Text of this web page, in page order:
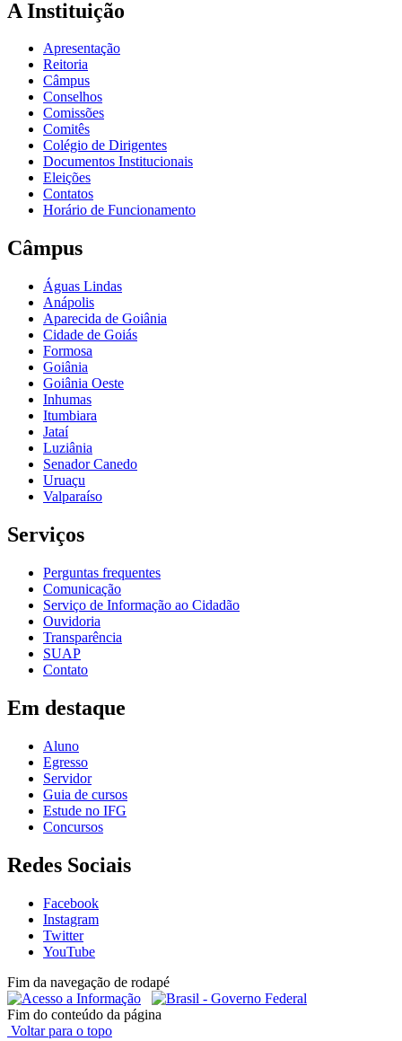
A Instituição
Apresentação
Reitoria
Câmpus
Conselhos
Comissões
Comitês
Colégio de Dirigentes
Documentos Institucionais
Eleições
Contatos
Horário de Funcionamento
Câmpus
Águas Lindas
Anápolis
Aparecida de Goiânia
Cidade de Goiás
Formosa
Goiânia
Goiânia Oeste
Inhumas
Itumbiara
Jataí
Luziânia
Senador Canedo
Uruaçu
Valparaíso
Serviços
Perguntas frequentes
Comunicação
Serviço de Informação ao Cidadão
Ouvidoria
Transparência
SUAP
Contato
Em destaque
Aluno
Egresso
Servidor
Guia de cursos
Estude no IFG
Concursos
Redes Sociais
Facebook
Instagram
Twitter
YouTube
Fim da navegação de rodapé
Fim do conteúdo da página
Voltar para o topo